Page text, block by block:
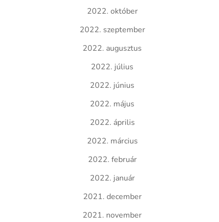
2022. október
2022. szeptember
2022. augusztus
2022. július
2022. június
2022. május
2022. április
2022. március
2022. február
2022. január
2021. december
2021. november